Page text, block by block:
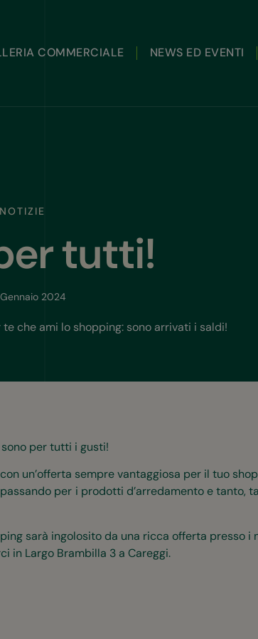
COMMERCIALE NEWS ED EVENTI
NOTIZIE
tutti!
2024
che ami lo shopping: sono arrivati i saldi!
per tutti i gusti!
un’offerta sempre vantaggiosa per il tuo
per i prodotti d’arredamento e tanto,
sarà ingolosito da una ricca offerta presso i
in Largo Brambilla 3 a Careggi.